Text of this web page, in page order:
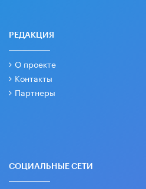
РЕДАКЦИЯ
О проекте
Контакты
Партнеры
СОЦИАЛЬНЫЕ СЕТИ